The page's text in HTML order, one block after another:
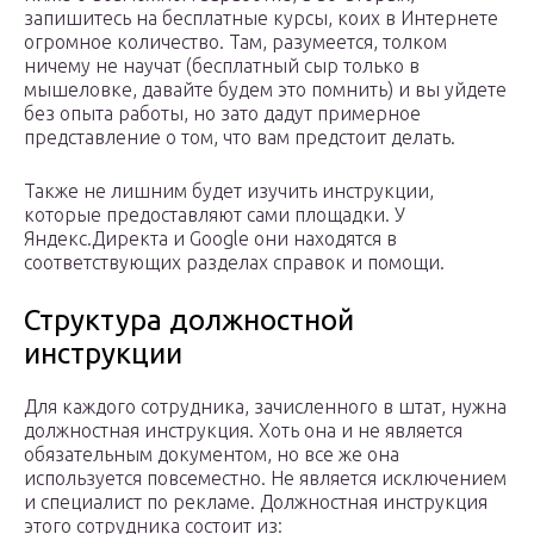
запишитесь на бесплатные курсы, коих в Интернете
огромное количество. Там, разумеется, толком
ничему не научат (бесплатный сыр только в
мышеловке, давайте будем это помнить) и вы уйдете
без опыта работы, но зато дадут примерное
представление о том, что вам предстоит делать.
Также не лишним будет изучить инструкции,
которые предоставляют сами площадки. У
Яндекс.Директа и Google они находятся в
соответствующих разделах справок и помощи.
Структура должностной
инструкции
Для каждого сотрудника, зачисленного в штат, нужна
должностная инструкция. Хоть она и не является
обязательным документом, но все же она
используется повсеместно. Не является исключением
и специалист по рекламе. Должностная инструкция
этого сотрудника состоит из: